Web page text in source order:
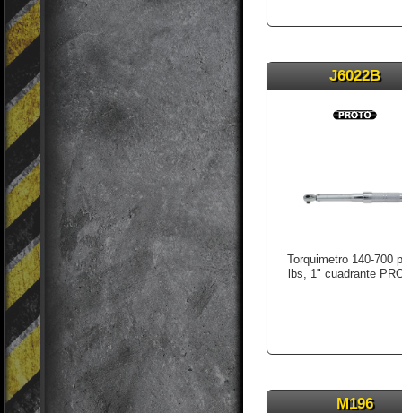
J6022B
Torquimetro 140-700
lbs, 1" cuadrante
M196